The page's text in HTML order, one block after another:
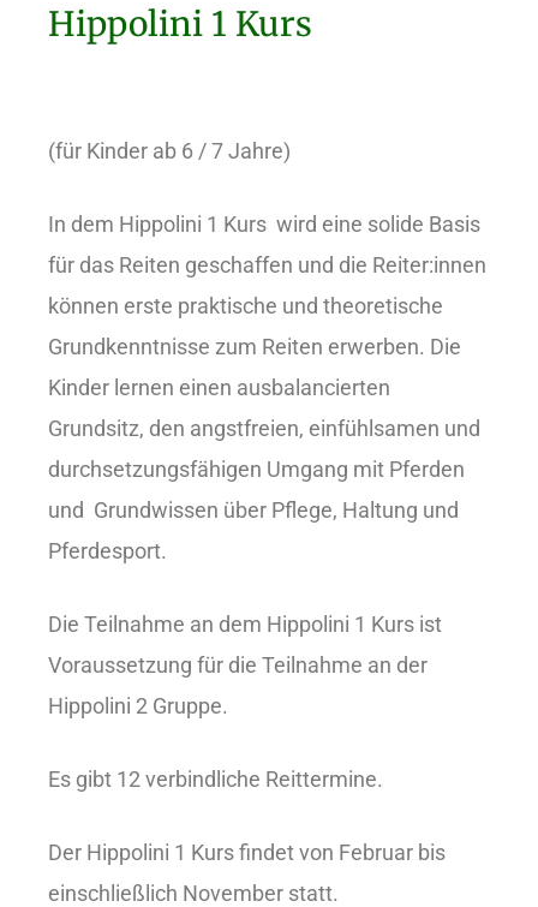
Hippolini 1 Kurs
(für Kinder ab 6 / 7 Jahre)
In dem Hippolini 1 Kurs wird eine solide Basis
für das Reiten geschaffen und die Reiter:innen
können erste praktische und theoretische
Grundkenntnisse zum Reiten erwerben. Die
Kinder lernen einen ausbalancierten
Grundsitz, den angstfreien, einfühlsamen und
durchsetzungsfähigen Umgang mit Pferden
und Grundwissen über Pflege, Haltung und
Pferdesport.
Die Teilnahme an dem Hippolini 1 Kurs ist
Voraussetzung für die Teilnahme an der
Hippolini 2 Gruppe.
Es gibt 12 verbindliche Reittermine.
Der Hippolini 1 Kurs findet von Februar bis
einschließlich November statt.